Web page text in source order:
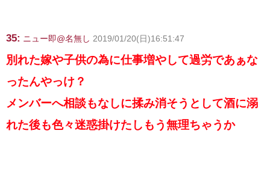
35: ニュー即@名無し 2019/01/20(日)16:51:47
別れた嫁や子供の為に仕事増やして過労であぁな
ったんやっけ？
メンバーへ相談もなしに揉み消そうとして酒に溺
れた後も色々迷惑掛けたしもう無理ちゃうか